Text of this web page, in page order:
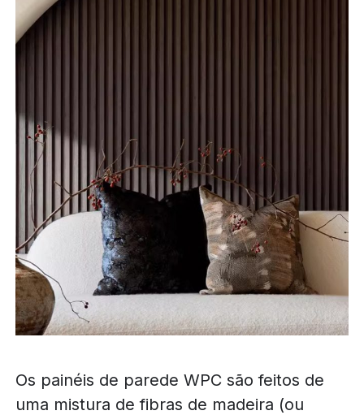
Os painéis de parede WPC são feitos de
uma mistura de fibras de madeira (ou